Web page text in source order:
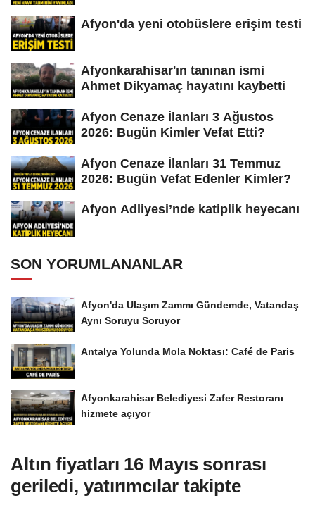
Afyon'da yeni otobüslere erişim testi
Afyonkarahisar'ın tanınan ismi
Ahmet Dikyamaç hayatını kaybetti
Afyon Cenaze İlanları 3 Ağustos
2026: Bugün Kimler Vefat Etti?
Afyon Cenaze İlanları 31 Temmuz
2026: Bugün Vefat Edenler Kimler?
Afyon Adliyesi’nde katiplik heyecanı
SON YORUMLANANLAR
Afyon'da Ulaşım Zammı Gündemde, Vatandaş
Aynı Soruyu Soruyor
Antalya Yolunda Mola Noktası: Café de Paris
Afyonkarahisar Belediyesi Zafer Restoranı
hizmete açıyor
Altın fiyatları 16 Mayıs sonrası
geriledi, yatırımcılar takipte